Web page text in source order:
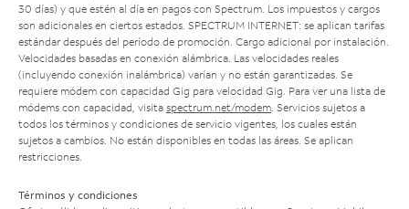
30 días) y que estén al día en pagos con Spectrum. Los impuestos y cargos
son adicionales en ciertos estados. SPECTRUM INTERNET: se aplican tarifas
estándar después del período de promoción. Cargo adicional por instalación.
Velocidades basadas en conexión alámbrica. Las velocidades reales
(incluyendo conexión inalámbrica) varían y no están garantizadas. Se
requiere módem con capacidad Gig para velocidad Gig. Para ver una lista de
módems con capacidad, visita spectrum.net/modem . Servicios sujetos a
todos los términos y condiciones de servicio vigentes, los cuales están
sujetos a cambios. No están disponibles en todas las áreas. Se aplican
restricciones.
Términos y condiciones